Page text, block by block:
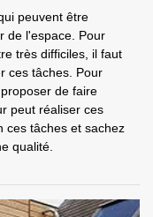
peuvent être
de l'espace. Pour
très difficiles, il faut
ces tâches. Pour
de faire
peut réaliser ces
ces tâches et sachez
qualité.